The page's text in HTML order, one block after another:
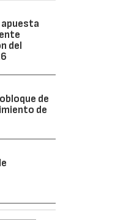
apuesta
del
de
de